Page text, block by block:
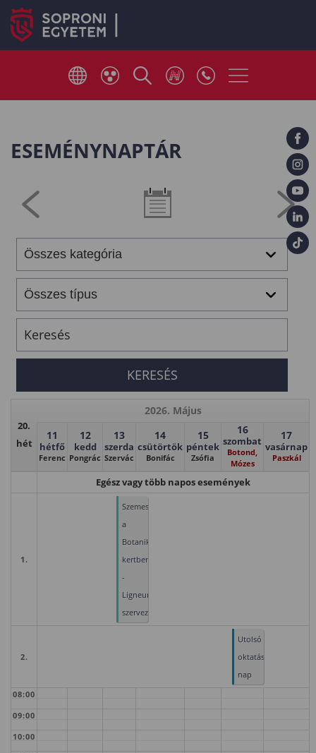
ESEMÉNYNAPTÁR
20.
hét
2026. Május
11
hétfő
Ferenc
12
kedd
Pongrác
13
szerda
Szervác
14
csütörtök
Bonifác
15
péntek
Zsófia
16
szombat
Botond,
Mózes
17
vasárnap
Paszkál
Egész vagy több napos események
1.
Szemeszterzáró
a
Botanikus
kertben
-
Ligneum
szervezésében
2.
Utolsó
oktatási
nap
08:00
09:00
10:00